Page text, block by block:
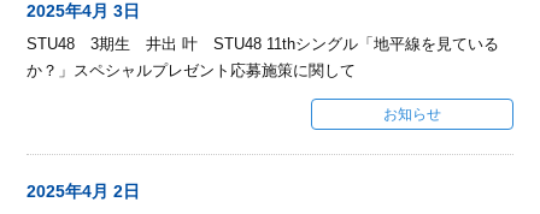
2025年4月 3日
STU48 3期生 井出 叶 STU48 11thシングル「地平線を見ている
か？」スペシャルプレゼント応募施策に関して
お知らせ
2025年4月 2日